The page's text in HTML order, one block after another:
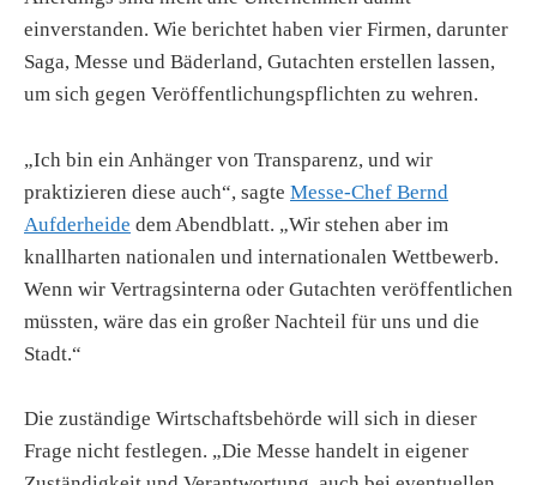
einverstanden. Wie berichtet haben vier Firmen, darunter
Saga, Messe und Bäderland, Gutachten erstellen lassen,
um sich gegen Veröffentlichungspflichten zu wehren.
„Ich bin ein Anhänger von Transparenz, und wir
praktizieren diese auch“, sagte Messe-Chef Bernd
Aufderheide dem Abendblatt. „Wir stehen aber im
knallharten nationalen und internationalen Wettbewerb.
Wenn wir Vertragsinterna oder Gutachten veröffentlichen
müssten, wäre das ein großer Nachteil für uns und die
Stadt.“
Die zuständige Wirtschaftsbehörde will sich in dieser
Frage nicht festlegen. „Die Messe handelt in eigener